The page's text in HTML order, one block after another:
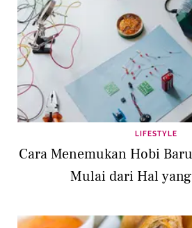
LIFESTYLE
Cara Menemukan Hobi
Mulai dari Hal